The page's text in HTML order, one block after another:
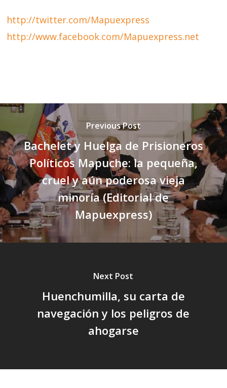
http://twitter.com/Mapuexpress
http://www.facebook.com/Mapuexpress.net
Previous Post
Bachelet y Huelga de Prisioneros
Políticos Mapuche: la pequeña,
cruel y aún poderosa vieja
minoría (Editorial de
Mapuexpress)
Next Post
Huenchumilla, su carta de
navegación y los peligros de
ahogarse